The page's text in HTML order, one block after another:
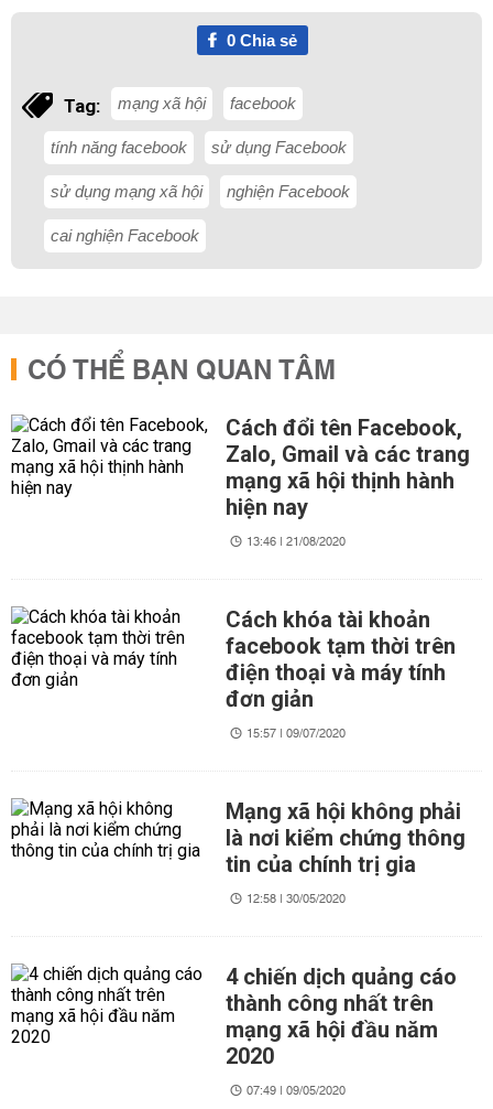
0Chia sẻ
Tag: mạng xã hội facebook
tính năng facebook sử dụng Facebook
sử dụng mạng xã hội nghiện Facebook
cai nghiện Facebook
CÓ THỂ BẠN QUAN TÂM
Cách đổi tên Facebook,
Zalo, Gmail và các trang
mạng xã hội thịnh hành
hiện nay
13:46 | 21/08/2020
Cách khóa tài khoản
facebook tạm thời trên
điện thoại và máy tính
đơn giản
15:57 | 09/07/2020
Mạng xã hội không phải
là nơi kiểm chứng thông
tin của chính trị gia
12:58 | 30/05/2020
4 chiến dịch quảng cáo
thành công nhất trên
mạng xã hội đầu năm
2020
07:49 | 09/05/2020